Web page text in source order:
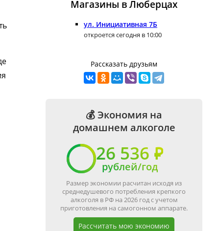
Магазины в Люберцах
ул. Инициативная 7Б
откроется сегодня в 10:00
Рассказать друзьям
💰 Экономия на
домашнем алкоголе
26 536 ₽
рублей/год
Размер экономии расчитан исходя из
среднедушевого потребления крепкого
алкоголя в РФ на 2026 год с учетом
приготовления на самогонном аппарате.
Рассчитать мою экономию